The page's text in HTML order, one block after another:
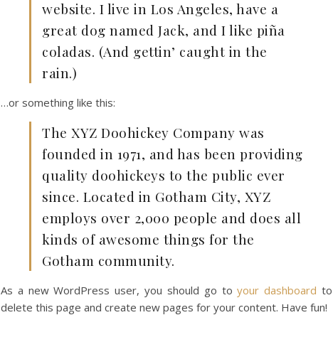
website. I live in Los Angeles, have a
great dog named Jack, and I like piña
coladas. (And gettin’ caught in the
rain.)
…or something like this:
The XYZ Doohickey Company was
founded in 1971, and has been providing
quality doohickeys to the public ever
since. Located in Gotham City, XYZ
employs over 2,000 people and does all
kinds of awesome things for the
Gotham community.
As a new WordPress user, you should go toyour dashboard to
delete this page and create new pages for your content. Have fun!